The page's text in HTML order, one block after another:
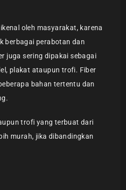
oleh masyarakat, karena
berbagai perabotan dan
juga sering dipakai sebagai
plakat ataupun trofi. Fiber
bahan tertentu dan
trofi yang terbuat dari
murah, jika dibandingkan